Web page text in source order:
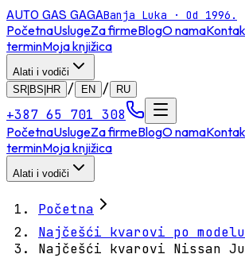
AUTO GAS GAGABanja Luka · Od 1996.
PočetnaUslugeZa firmeBlogO nama
terminMoja knjižica
Alati i vodiči
SR|BS|HR
/ EN / RU
+387 65 701 308
PočetnaUslugeZa firmeBlogO nama
terminMoja knjižica
Alati i vodiči
Početna
Najčešći kvarovi po modelu
Najčešći kvarovi Nissan